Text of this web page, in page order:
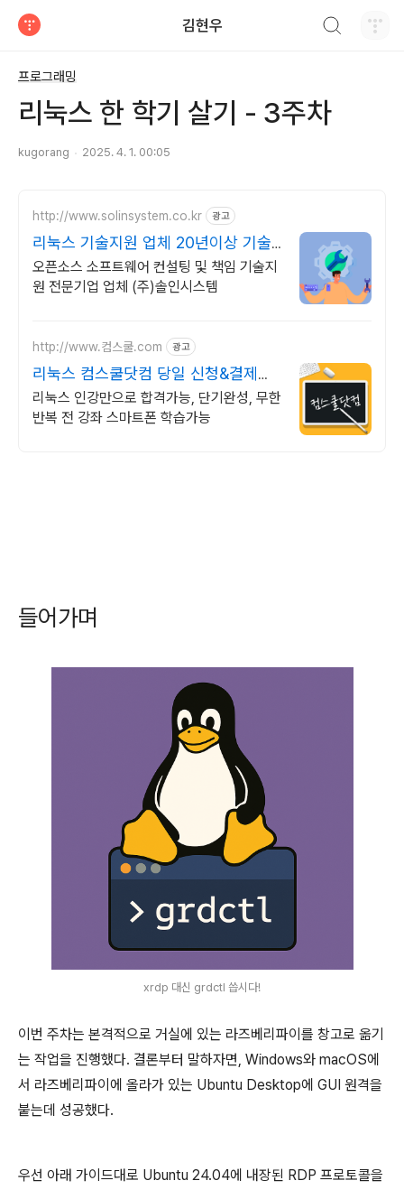
김현우
프로그래밍
리눅스 한 학기 살기 - 3주차
kugorang 2025. 4. 1. 00:05
http://www.solinsystem.co.kr 광고
리눅스 기술지원 업체 20년이상 기술
지원 노하우
오픈소스 소프트웨어 컨설팅 및 책임 기술지
원 전문기업 업체 (주)솔인시스템
http://www.컴스쿨.com 광고
리눅스 컴스쿨닷컴 당일 신청&결제시
기프티콘!
리눅스 인강만으로 합격가능, 단기완성, 무한
반복 전 강좌 스마트폰 학습가능
들어가며
xrdp 대신 grdctl 씁시다!
이번 주차는 본격적으로 거실에 있는 라즈베리파이를 창고로 옮기
는 작업을 진행했다. 결론부터 말하자면, Windows와 macOS에
서 라즈베리파이에 올라가 있는 Ubuntu Desktop에 GUI 원격을
붙는데 성공했다.
우선 아래 가이드대로 Ubuntu 24.04에 내장된 RDP 프로토콜을